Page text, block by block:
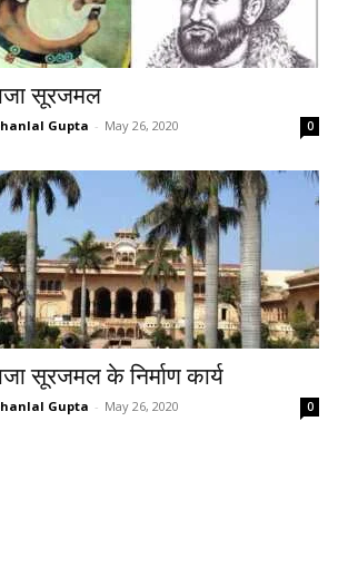
सूरजमल
Gupta - May 26, 2020 0
सूरजमल के निर्माण कार्य
Gupta - May 26, 2020 0